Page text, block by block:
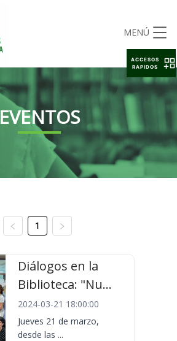
MENÚ
EVENTOS
1
Diálogos en la
Biblioteca: "Nu...
2024-03-21 18:00:00
Jueves 21 de marzo,
desde las ...
ACCESOS
RAPIDOS